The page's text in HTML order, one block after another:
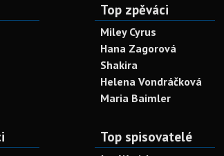
Top zpěváci
Miley Cyrus
Hana Zagorová
Shakira
Helena Vondráčková
Maria Baimler
Top spisovatelé